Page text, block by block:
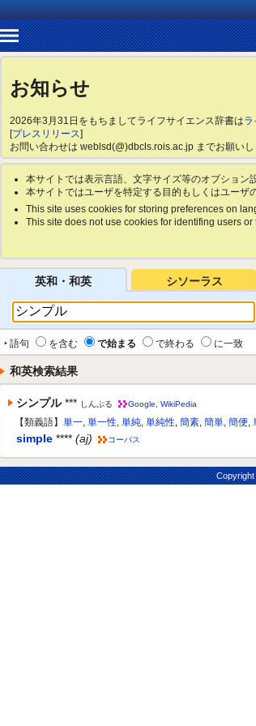
お知らせ
2026年3月31日をもちましてライフサイエンス辞書はラ
[プレスリリース]
お問い合わせは weblsd(@)dbcls.rois.ac.jp までお願いし
本サイトでは表示言語、文字サイズ等のオプション
本サイトではユーザを特定する目的もしくはユーザ
This site uses cookies for storing preferences on
This site does not use cookies for identifing users
英和・和英 シソーラス
‣ 語句 を含む で始まる で終わる
に一致
和英検索結果
シンプル *** しんぷる Google WikiPedia
【類義語】 単一, 単一性, 単純, 単純性, 簡素, 簡単, 簡便,
simple **** (aj) コーパス
Copyright